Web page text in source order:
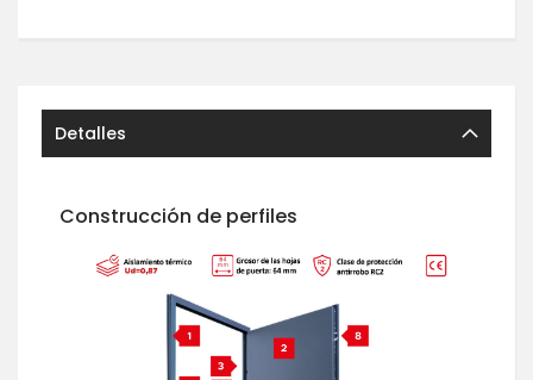
Detalles